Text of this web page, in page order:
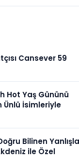
Cansever 59
Hot Yaş Gününü
Ünlü İsimleriyle
Bilinen
ile Özel